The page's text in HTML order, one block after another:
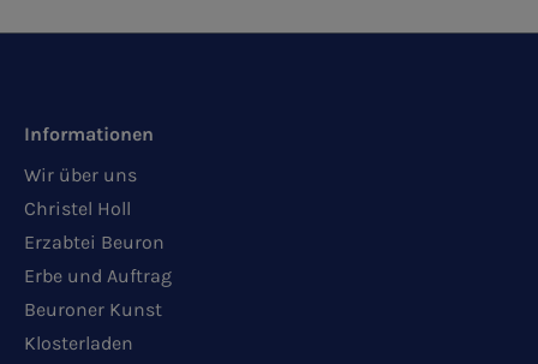
Informationen
Wir über uns
Christel Holl
Erzabtei Beuron
Erbe und Auftrag
Beuroner Kunst
Klosterladen